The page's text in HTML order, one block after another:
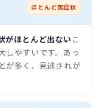
ほとんど無症状
がほとんど出ない こ
しやすいです。あっ
が多く、見逃されが